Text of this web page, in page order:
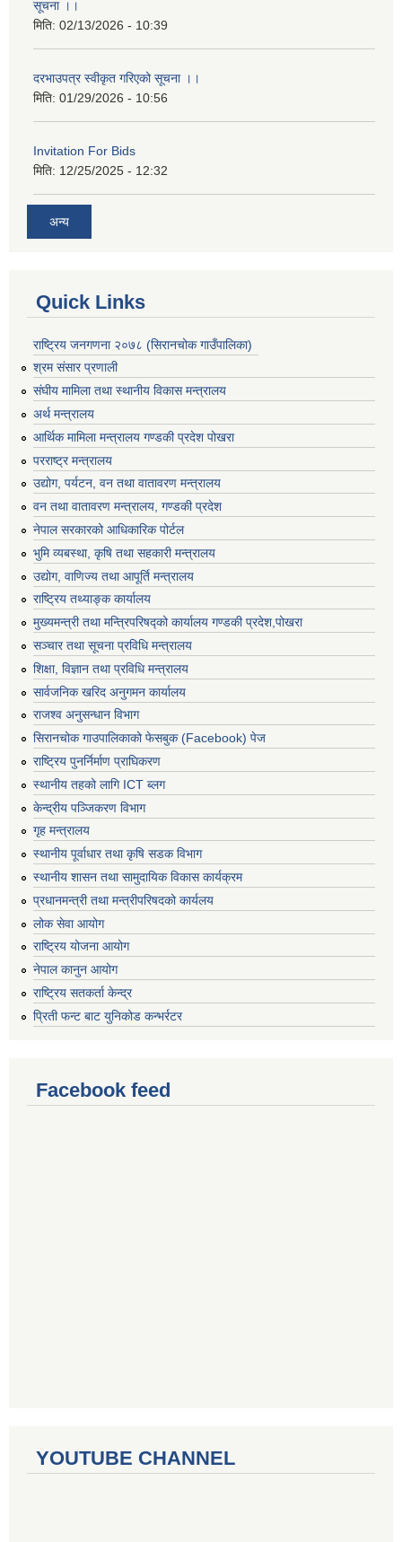
सूचना ।।
मिति: 02/13/2026 - 10:39
दरभाउपत्र स्वीकृत गरिएको सूचना ।।
मिति: 01/29/2026 - 10:56
Invitation For Bids
मिति: 12/25/2025 - 12:32
अन्य
Quick Links
राष्ट्रिय जनगणना २०७८ (सिरानचोक गाउँपालिका)
श्रम संसार प्रणाली
संघीय मामिला तथा स्थानीय विकास मन्त्रालय
अर्थ मन्त्रालय
आर्थिक मामिला मन्त्रालय गण्डकी प्रदेश पोखरा
परराष्ट्र मन्त्रालय
उद्योग, पर्यटन, वन तथा वातावरण मन्त्रालय
वन तथा वातावरण मन्त्रालय, गण्डकी प्रदेश
नेपाल सरकारको आधिकारिक पोर्टल
भुमि व्यबस्था, कृषि तथा सहकारी मन्त्रालय
उद्योग, वाणिज्य तथा आपूर्ति मन्त्रालय
राष्ट्रिय तथ्याङ्क कार्यालय
मुख्यमन्त्री तथा मन्त्रिपरिषद्को कार्यालय गण्डकी प्रदेश,पोखरा
सञ्‍चार तथा सूचना प्रविधि मन्त्रालय
शिक्षा, विज्ञान तथा प्रविधि मन्त्रालय
सार्वजनिक खरिद अनुगमन कार्यालय
राजश्व अनुसन्धान विभाग
सिरानचोक गाउपालिकाको फेसबुक (Facebook) पेज
राष्ट्रिय पुनर्निर्माण प्राघिकरण
स्थानीय तहको लागि ICT ब्लग
केन्द्रीय पञ्जिकरण विभाग
गृह मन्त्रालय
स्थानीय पूर्वाधार तथा कृषि सडक विभाग
स्थानीय शासन तथा सामुदायिक विकास कार्यक्रम
प्रधानमन्त्री तथा मन्त्रीपरिषदको कार्यलय
लोक सेवा आयोग
राष्ट्रिय योजना आयोग
नेपाल कानुन आयोग
राष्ट्रिय सतकर्ता केन्द्र
प्रिती फन्ट बाट युनिकोड कन्भर्रटर
Facebook feed
YOUTUBE CHANNEL